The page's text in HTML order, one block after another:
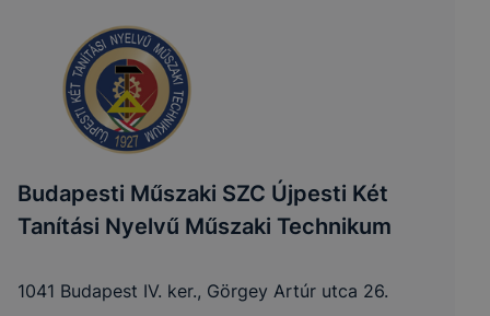
Budapesti Műszaki SZC Újpesti Két
Tanítási Nyelvű Műszaki Technikum
1041 Budapest IV. ker., Görgey Artúr utca 26.